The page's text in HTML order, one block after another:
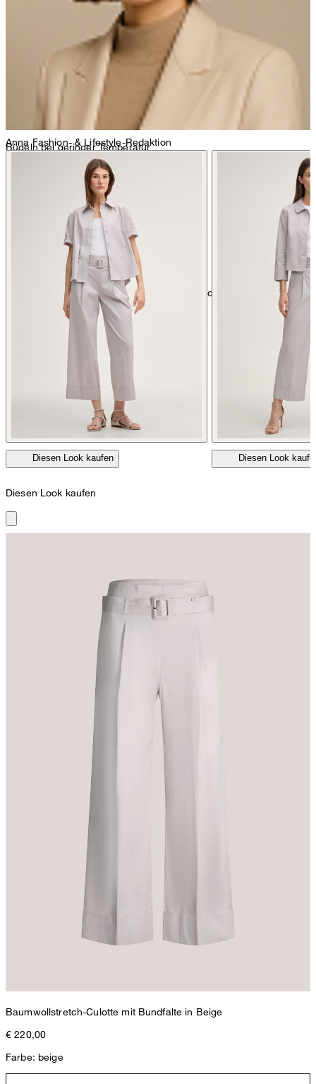
Bügeln bei geringer Temperatur
chemische Reinigung mit Perchlorethylen, schonend
Anna Fashion- & Lifestyle-Redaktion
Diesen Look kaufen Diesen Look
Diesen Look kaufen
Baumwollstretch-Culotte mit Bundfalte in Beige
€ 220,00
Farbe: beige